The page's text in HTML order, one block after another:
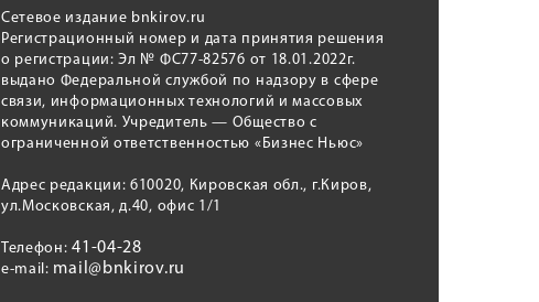
Сетевое издание bnkirov.ru
Регистрационный номер и дата принятия решения
о регистрации: Эл № ФС77-82576 от 18.01.2022г.
выдано Федеральной службой по надзору в сфере
связи, информационных технологий и массовых
коммуникаций. Учредитель — Общество с
ограниченной ответственностью «Бизнес Ньюс»
Адрес редакции: 610020, Кировская обл., г.Киров,
ул.Московская, д.40, офис 1/1
Телефон:41-04-28
e-mail: mail@bnkirov.ru